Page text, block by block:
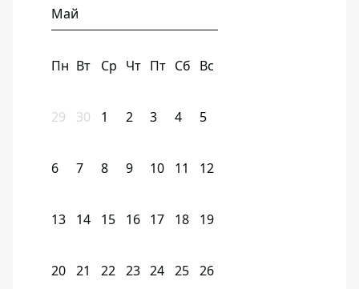
Май
Пн Вт Ср Чт Пт Сб Вс
29 30 1 2 3 4 5
6 7 8 9 10 11 12
13 14 15 16 17 18 19
20 21 22 23 24 25 26